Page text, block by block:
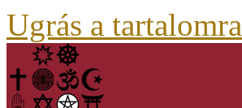
Ugrás a tartalomra